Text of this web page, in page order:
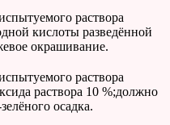
раствора
кислоты разведённой
окрашивание.
раствора
раствора 10 %;должно
осадка.